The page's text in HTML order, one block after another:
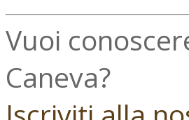
Vuoi
Caneva?